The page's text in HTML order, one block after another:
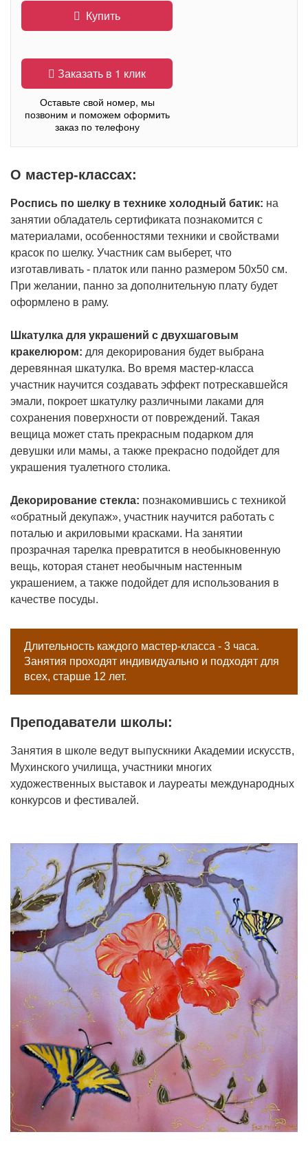
Купить
Заказать в 1 клик
Оставьте свой номер, мы
позвоним и поможем оформить
заказ по телефону
О мастер-классах:
Роспись по шелку в технике холодный батик: на
занятии обладатель сертификата познакомится с
материалами, особенностями техники и свойствами
красок по шелку. Участник сам выберет, что
изготавливать - платок или панно размером 50х50 см.
При желании, панно за дополнительную плату будет
оформлено в раму.
Шкатулка для украшений с двухшаговым
кракелюром: для декорирования будет выбрана
деревянная шкатулка. Во время мастер-класса
участник научится создавать эффект потрескавшейся
эмали, покроет шкатулку различными лаками для
сохранения поверхности от повреждений. Такая
вещица может стать прекрасным подарком для
девушки или мамы, а также прекрасно подойдет для
украшения туалетного столика.
Декорирование стекла: познакомившись с техникой
«обратный декупаж», участник научится работать с
поталью и акриловыми красками. На занятии
прозрачная тарелка превратится в необыкновенную
вещь, которая станет необычным настенным
украшением, а также подойдет для использования в
качестве посуды.
Длительность каждого мастер-класса - 3 часа.
Занятия проходят индивидуально и подходят для
всех, старше 12 лет.
Преподаватели школы:
Занятия в школе ведут выпускники Академии искусств,
Мухинского училища, участники многих
художественных выставок и лауреаты международных
конкурсов и фестивалей.